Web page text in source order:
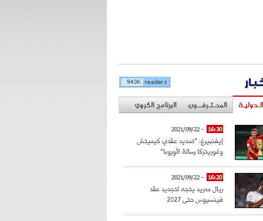
المحـتـرفــون البرنامج الكروي
16:30
- 2021/09/22
إيفنبيرغ: "تمديد عقدي كيميتش
وغوريتزكا رسالة لأوروبا"
16:20
- 2021/09/22
ريال مدريد يتجه لتجديد عقد
فينسيوس حتى 2027